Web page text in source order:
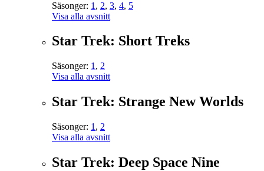
Säsonger: 1 , 2, 3, 4, 5
Visa alla avsnitt
Star Trek: Short Treks
Säsonger: 1 , 2
Visa alla avsnitt
Star Trek: Strange New Worlds
Säsonger: 1 , 2
Visa alla avsnitt
Star Trek: Deep Space Nine